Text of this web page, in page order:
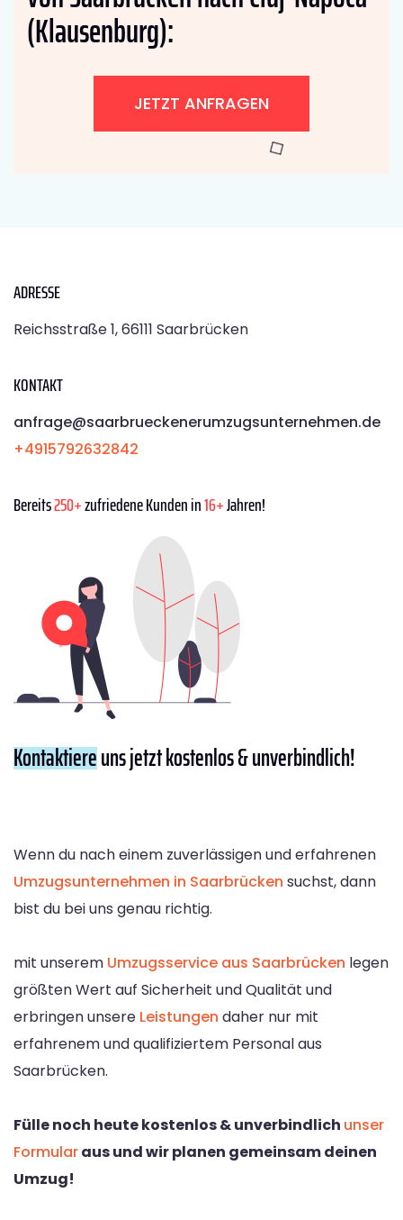
(Klausenburg):
JETZT ANFRAGEN
ADRESSE
Reichsstraße 1, 66111 Saarbrücken
KONTAKT
anfrage@saarbrueckenerumzugsunternehmen.de
+4915792632842
Bereits250+zufriedene Kunden in16+Jahren!
Kontaktiereuns jetzt kostenlos & unverbindlich!
Wenn du nach einem zuverlässigen und erfahrenen
Umzugsunternehmen in Saarbrücken suchst, dann
bist du bei uns genau richtig.
mit unserem Umzugsservice aus Saarbrücken legen
größten Wert auf Sicherheit und Qualität und
erbringen unsere Leistungen daher nur mit
erfahrenem und qualifiziertem Personal aus
Saarbrücken.
Fülle noch heute kostenlos & unverbindlich unser
Formularaus und wir planen gemeinsam deinen
Umzug!